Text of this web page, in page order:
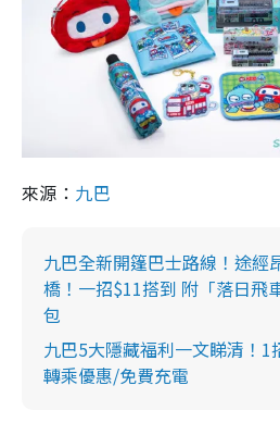
來源： 九巴
九巴全新開篷巴士路線！途經
橋！一招$11搭到 附「落日飛
包
九巴5大隱藏福利一文睇清！1
轉乘優惠/免費充電